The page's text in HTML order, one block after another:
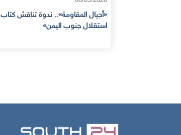
تناقش كتاب «النضال من أجل العودة إلى مربع الصفر